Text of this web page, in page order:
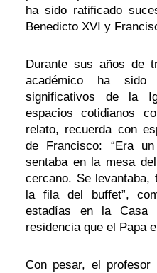
ha sido ratificado
Benedicto XVI y
Durante sus años de
académico ha sido
significativos de la
espacios cotidianos
relato, recuerda con
de Francisco: “Era
sentaba en la mesa
cercano. Se
la fila del buffet”,
estadías en la Casa
residencia que el Papa
Con pesar, el